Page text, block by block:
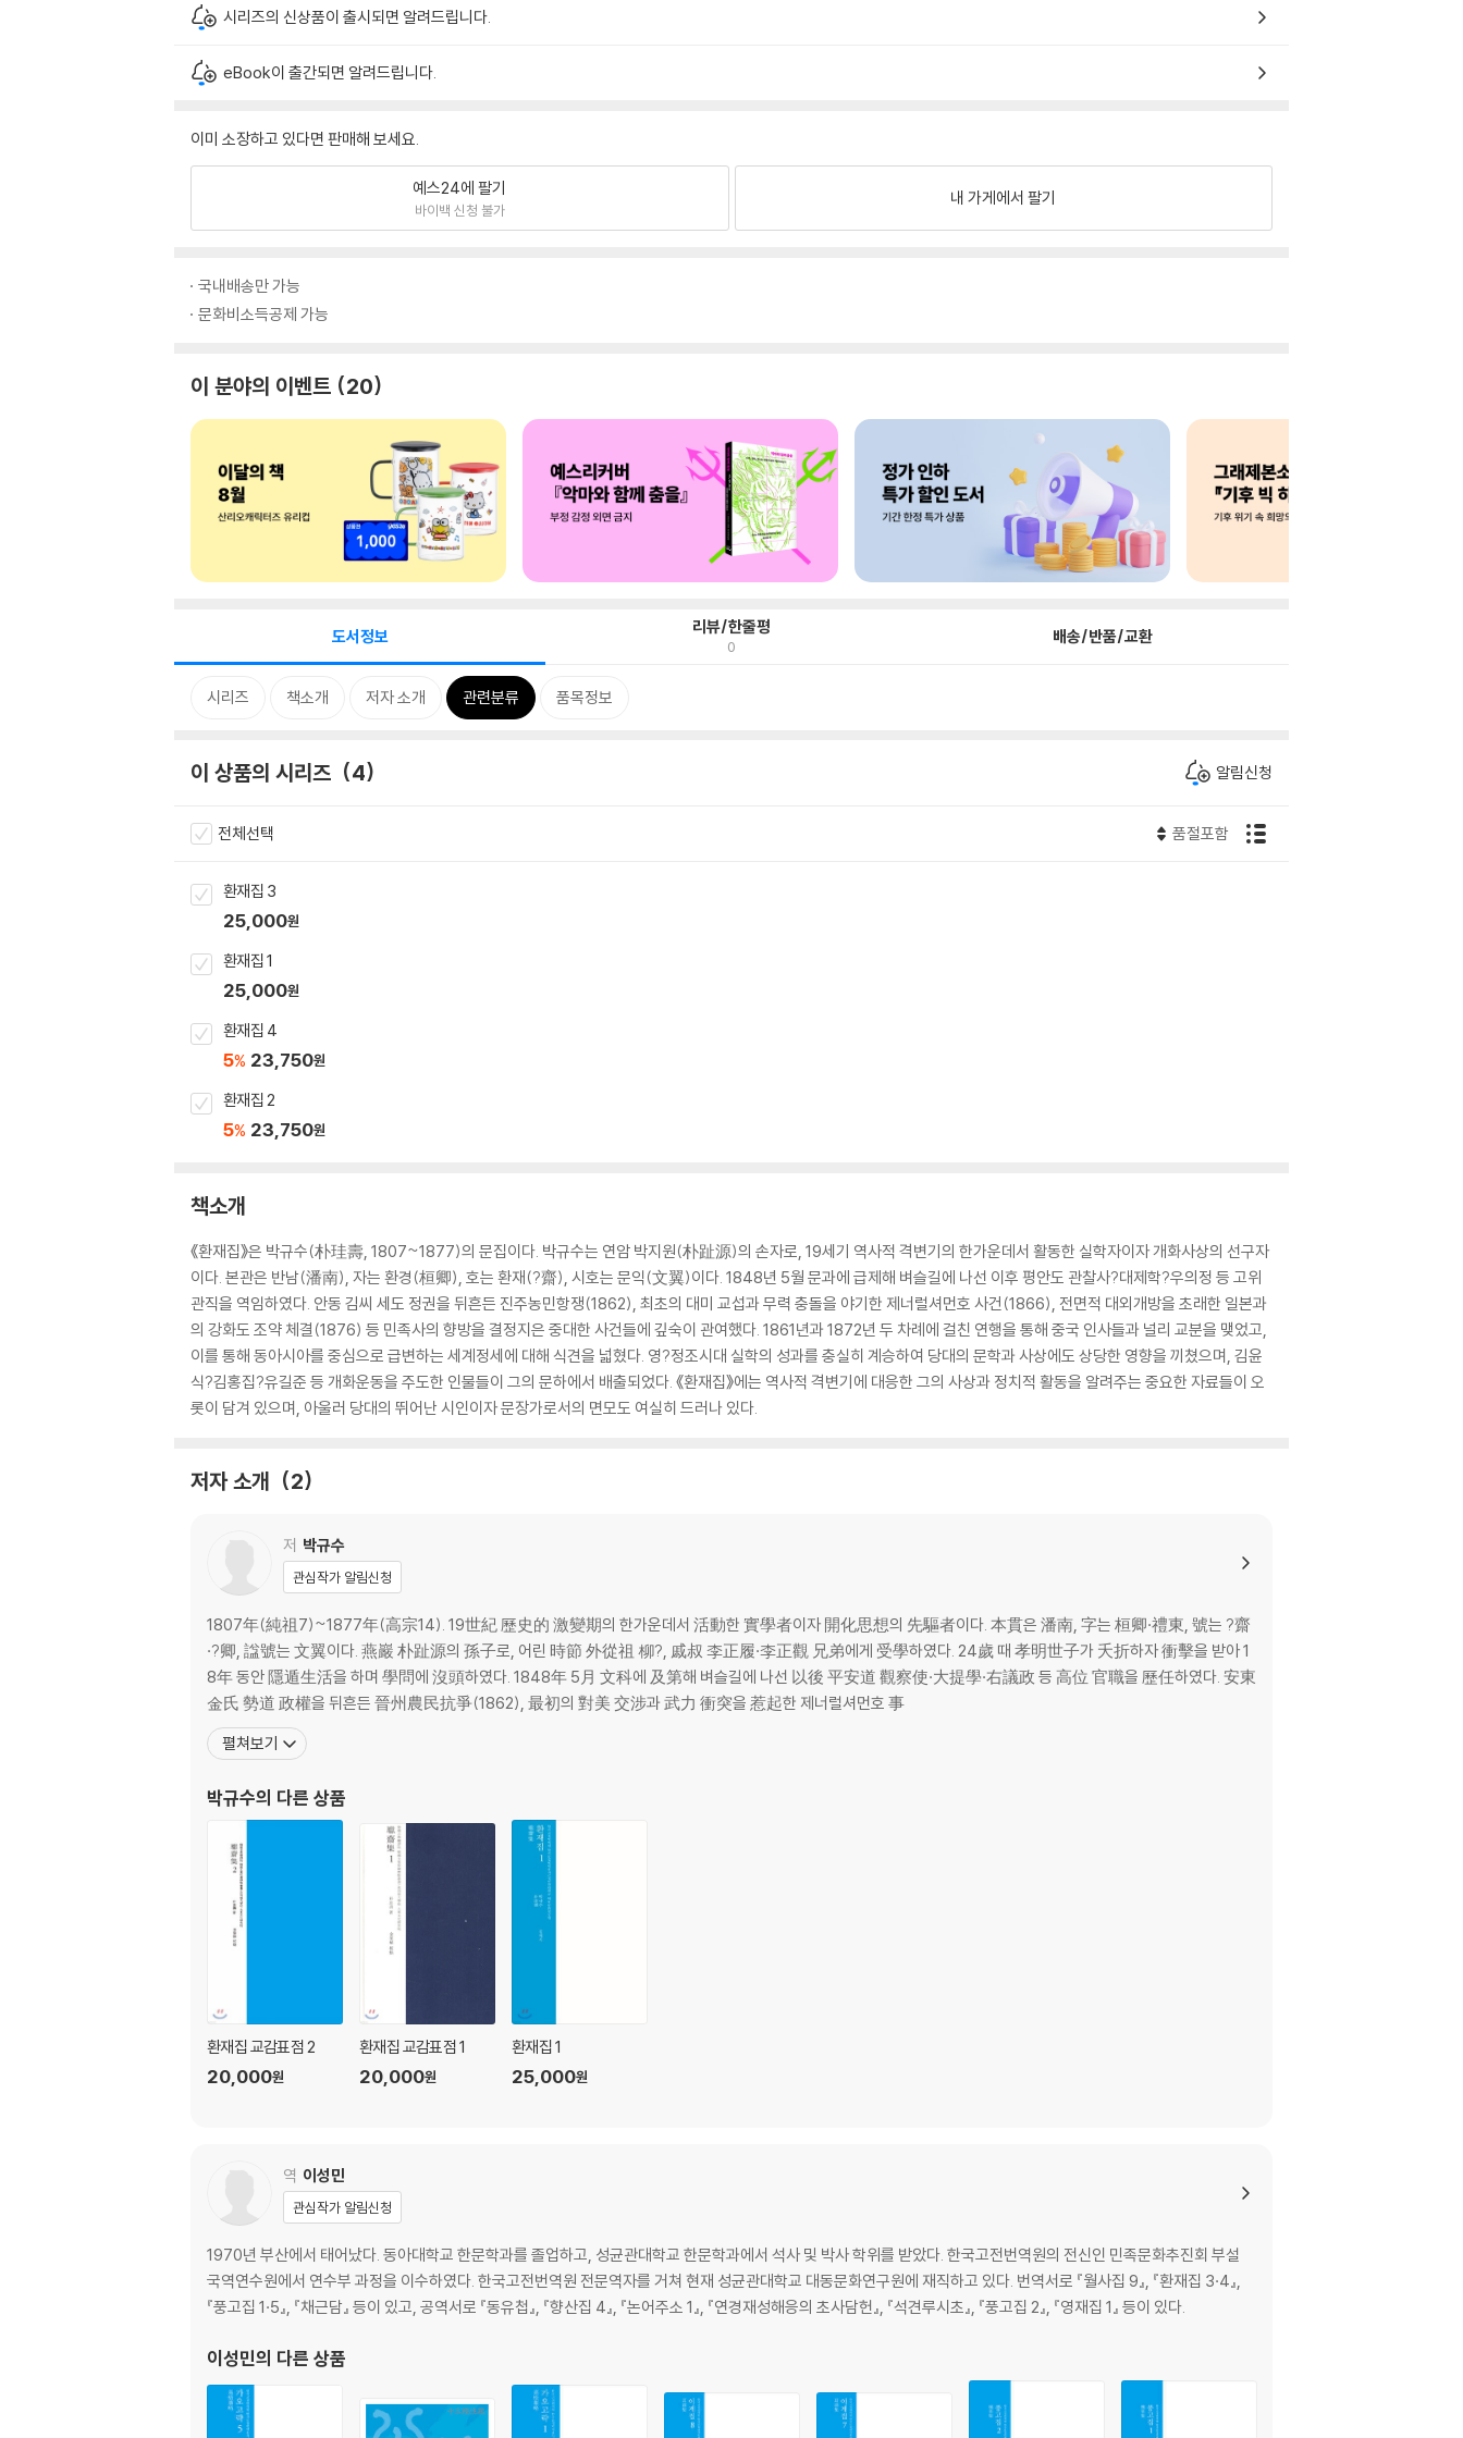
시리즈의 신상품이 출시되면 알려드립니다.
eBook이 출간되면 알려드립니다.
이미 소장하고 있다면 판매해 보세요.
예스24에 팔기
바이백 신청 불가
내 가게에서 팔기
국내배송만 가능
문화비소득공제 가능
이 분야의 이벤트 20
도서정보 리뷰/한줄평
0 배송/반품/교환
시리즈 책소개 저자 소개 관련분류 품목정보
이 상품의 시리즈 4 알림신청
전체선택 품절포함
환재집 3
25,000원
환재집 1
25,000원
환재집 4
5% 23,750원
환재집 2
5% 23,750원
책소개
《환재집》은 박규수(朴珪壽, 1807~1877)의 문집이다. 박규수는 연암 박지원(朴趾源)의 손자로, 19세기 역사적 격변기의 한가운데서 활동한 실학자이자 개화사상의 선구자
이다. 본관은 반남(潘南), 자는 환경(桓卿), 호는 환재(?齋), 시호는 문익(文翼)이다. 1848년 5월 문과에 급제해 벼슬길에 나선 이후 평안도 관찰사?대제학?우의정 등 고위
관직을 역임하였다. 안동 김씨 세도 정권을 뒤흔든 진주농민항쟁(1862), 최초의 대미 교섭과 무력 충돌을 야기한 제너럴셔먼호 사건(1866), 전면적 대외개방을 초래한 일본과
의 강화도 조약 체결(1876) 등 민족사의 향방을 결정지은 중대한 사건들에 깊숙이 관여했다. 1861년과 1872년 두 차례에 걸친 연행을 통해 중국 인사들과 널리 교분을 맺었고,
이를 통해 동아시아를 중심으로 급변하는 세계정세에 대해 식견을 넓혔다. 영?정조시대 실학의 성과를 충실히 계승하여 당대의 문학과 사상에도 상당한 영향을 끼쳤으며, 김윤
식?김홍집?유길준 등 개화운동을 주도한 인물들이 그의 문하에서 배출되었다. 《환재집》에는 역사적 격변기에 대응한 그의 사상과 정치적 활동을 알려주는 중요한 자료들이 오
롯이 담겨 있으며, 아울러 당대의 뛰어난 시인이자 문장가로서의 면모도 여실히 드러나 있다.
저자 소개 2
저 박규수
관심작가 알림신청
1807年(純祖7)~1877年(高宗14). 19世紀 歷史的 激變期의 한가운데서 活動한 實學者이자 開化思想의 先驅者이다. 本貫은 潘南, 字는 桓卿·禮東, 號는 ?齋
·?卿, 諡號는 文翼이다. 燕巖 朴趾源의 孫子로, 어린 時節 外從祖 柳?, 戚叔 李正履·李正觀 兄弟에게 受學하였다. 24歲 때 孝明世子가 夭折하자 衝擊을 받아 1
8年 동안 隱遁生活을 하며 學問에 沒頭하였다. 1848年 5月 文科에 及第해 벼슬길에 나선 以後 平安道 觀察使·大提學·右議政 등 高位 官職을 歷任하였다. 安東
金氏 勢道 政權을 뒤흔든 晉州農民抗爭(1862), 最初의 對美 交涉과 武力 衝突을 惹起한 제너럴셔먼호 事
펼쳐보기
박규수의 다른 상품
환재집 교감표점 2
20,000원
환재집 교감표점 1
20,000원
환재집 1
25,000원
역 이성민
관심작가 알림신청
1970년 부산에서 태어났다. 동아대학교 한문학과를 졸업하고, 성균관대학교 한문학과에서 석사 및 박사 학위를 받았다. 한국고전번역원의 전신인 민족문화추진회 부설
국역연수원에서 연수부 과정을 이수하였다. 한국고전번역원 전문역자를 거쳐 현재 성균관대학교 대동문화연구원에 재직하고 있다. 번역서로 『월사집 9』, 『환재집 3·4』,
『풍고집 1·5』, 『채근담』 등이 있고, 공역서로 『동유첩』, 『향산집 4』, 『논어주소 1』, 『연경재성해응의 초사담헌』, 『석견루시초』, 『풍고집 2』, 『영재집 1』 등이 있다.
이성민의 다른 상품